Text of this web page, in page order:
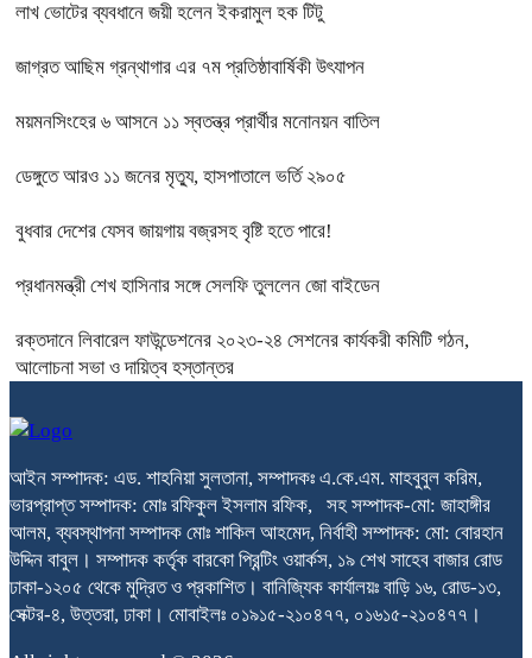
লাখ ভোটের ব্যবধানে জয়ী হলেন ইকরামুল হক টিটু
জাগ্রত আছিম গ্রন্থাগার এর ৭ম প্রতিষ্ঠাবার্ষিকী উৎযাপন
ময়মনসিংহের ৬ আসনে ১১ স্বতন্ত্র প্রার্থীর মনোনয়ন বাতিল
ডেঙ্গুতে আরও ১১ জনের মৃত্যু, হাসপাতালে ভর্তি ২৯০৫
বুধবার দেশের যেসব জায়গায় বজ্রসহ বৃষ্টি হতে পারে!
প্রধানমন্ত্রী শেখ হাসিনার সঙ্গে সেলফি তুললেন জো বাইডেন
রক্তদানে লিবারেল ফাউন্ডেশনের ২০২৩-২৪ সেশনের কার্যকরী কমিটি গঠন,
আলোচনা সভা ও দায়িত্ব হস্তান্তর
আইন সম্পাদক: এড. শাহনিয়া সুলতানা, সম্পাদকঃ এ.কে.এম. মাহবুবুল করিম,
ভারপ্রাপ্ত সম্পাদক: মোঃ রফিকুল ইসলাম রফিক, সহ সম্পাদক-মো: জাহাঙ্গীর
আলম, ব্যবস্থাপনা সম্পাদক মোঃ শাকিল আহমেদ, নির্বাহী সম্পাদক: মো: বোরহান
উদ্দিন বাবুল। সম্পাদক কর্তৃক বারকো প্রিন্টিং ওয়ার্কস, ১৯ শেখ সাহেব বাজার রোড
ঢাকা-১২০৫ থেকে মুদ্রিত ও প্রকাশিত। বানিজ্যিক কার্যালয়ঃ বাড়ি ১৬, রোড-১৩,
সেক্টর-৪, উত্তরা, ঢাকা। মোবাইলঃ ০১৯১৫-২১০৪৭৭, ০১৬১৫-২১০৪৭৭।